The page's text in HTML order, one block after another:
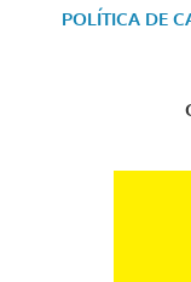
POLÍTICA DE